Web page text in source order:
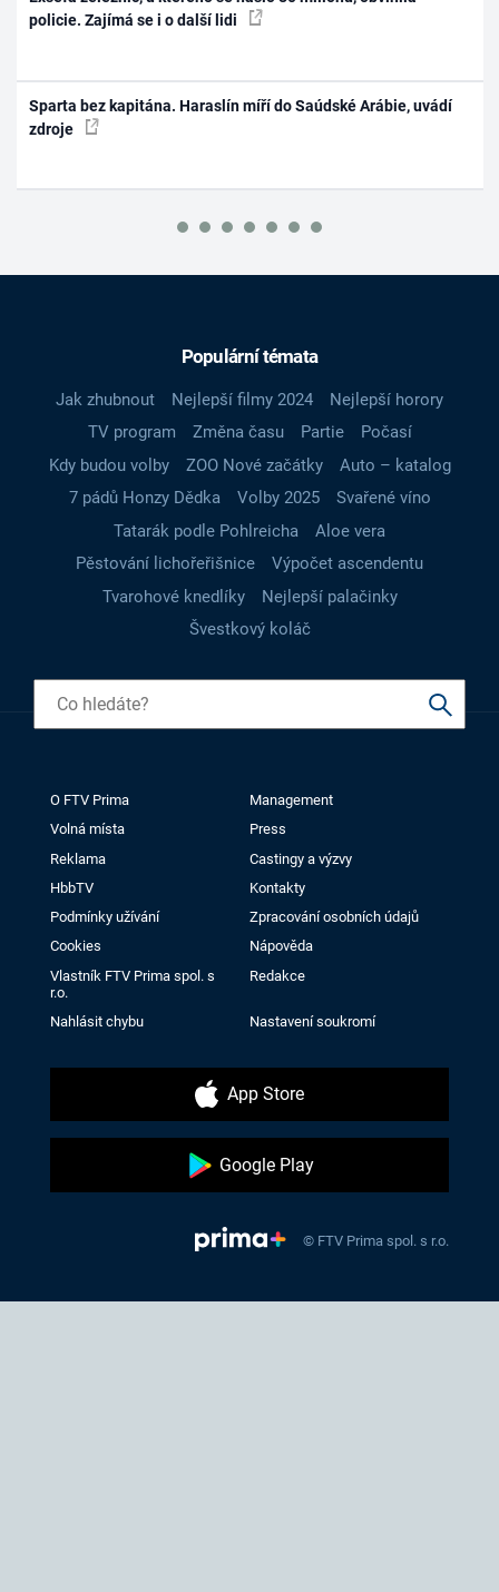
policie. Zajímá se i o další lidi
Sparta bez kapitána. Haraslín míří do Saúdské Arábie, uvádí
zdroje
Populární témata
Jak zhubnout Nejlepší filmy 2024
Nejlepší horory
TV program
Změna času Partie
Počasí
Kdy budou volby
ZOO Nové začátky
Auto – katalog
7 pádů Honzy Dědka
Volby 2025
Svařené víno
Tatarák podle Pohlreicha
Aloe vera
Pěstování lichořeřišnice
Výpočet ascendentu
Tvarohové knedlíky
Nejlepší palačinky
Švestkový koláč
O FTV Prima
Management
Volná místa
Press
Reklama
Castingy a výzvy
HbbTV
Kontakty
Podmínky užívání
Zpracování osobních údajů
Cookies
Nápověda
Vlastník FTV Prima spol. s
r.o.
Redakce
Nahlásit chybu Nastavení soukromí
App Store
Google Play
© FTV Prima spol. s r.o.